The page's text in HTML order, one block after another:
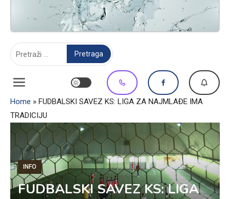
Home » FUDBALSKI SAVEZ KS: LIGA ZA NAJMLAĐE IMA
TRADICIJU
INFO
FUDBALSKI SAVEZ KS: LIGA